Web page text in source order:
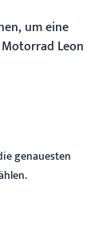
um eine
Leon
genauesten